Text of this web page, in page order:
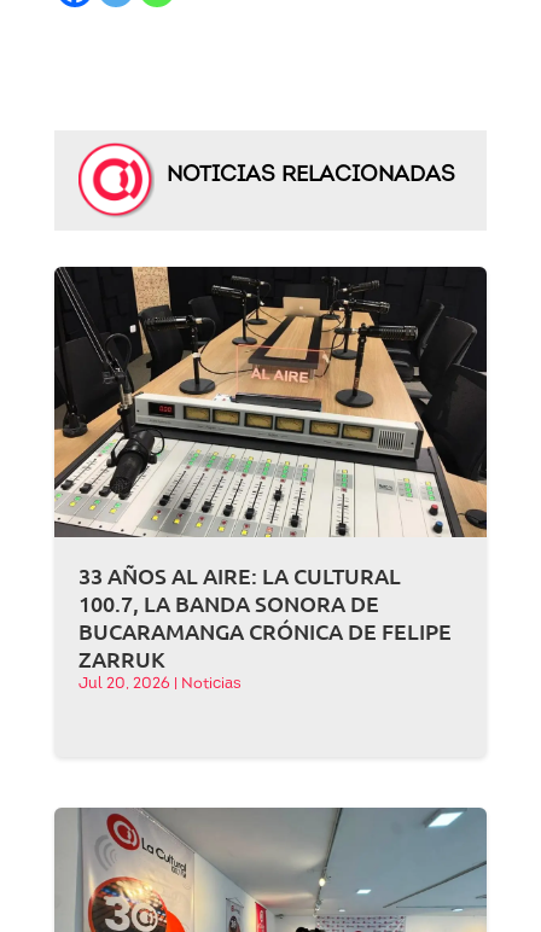
NOTICIAS RELACIONADAS
33 AÑOS AL AIRE: LA CULTURAL
100.7, LA BANDA SONORA DE
BUCARAMANGA CRÓNICA DE FELIPE
ZARRUK
Jul 20, 2026 Noticias